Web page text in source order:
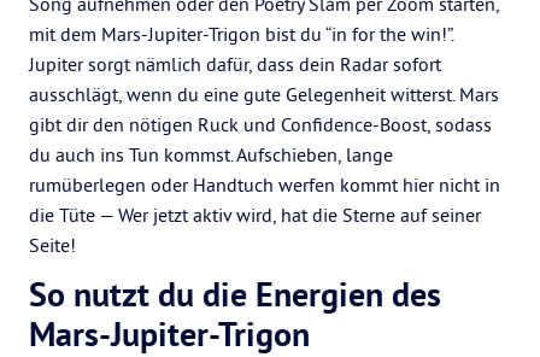
mit dem Mars-Jupiter-Trigon bist du “in for the win!”.
Jupiter sorgt nämlich dafür, dass dein Radar sofort
ausschlägt, wenn du eine gute Gelegenheit witterst. Mars
gibt dir den nötigen Ruck und Confidence-Boost, sodass
du auch ins Tun kommst. Aufschieben, lange
rumüberlegen oder Handtuch werfen kommt hier nicht in
die Tüte — Wer jetzt aktiv wird, hat die Sterne auf seiner
Seite!
So nutzt du die Energien des
Mars-Jupiter-Trigon